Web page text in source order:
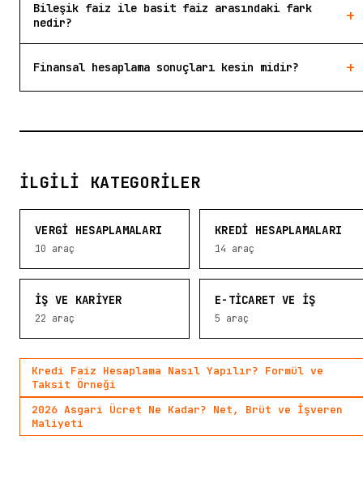
Bileşik faiz ile basit faiz arasındaki fark
nedir?
+
Finansal hesaplama sonuçları kesin midir? +
İLGILI KATEGORILER
VERGI HESAPLAMALARI
10 araç
KREDI HESAPLAMALARI
14 araç
İŞ VE KARIYER
22 araç
E-TICARET VE İŞ
5 araç
Kredi Faiz Hesaplama Nasıl Yapılır? Formül ve
Taksit Örneği
2026 Asgari Ücret Ne Kadar? Net, Brüt ve İşveren
Maliyeti